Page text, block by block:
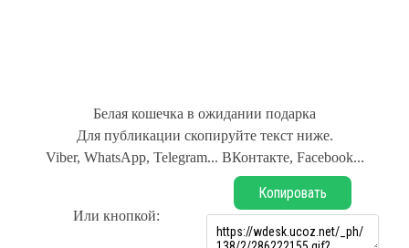
Белая кошечка в ожидании подарка
Для публикации скопируйте текст ниже.
Viber, WhatsApp, Telegram... ВКонтакте, Facebook...
Или кнопкой:
Копировать